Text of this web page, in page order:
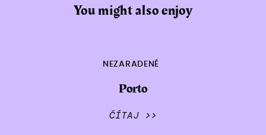
You might also enjoy
NEZARADENÉ
Porto
ČÍTAJ >>